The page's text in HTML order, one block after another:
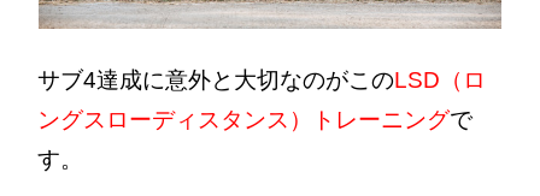
サブ4達成に意外と大切なのがこのLSD（ロ
ングスローディスタンス）トレーニングで
す。